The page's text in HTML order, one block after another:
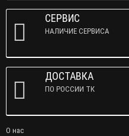
СЕРВИС
НАЛИЧИЕ СЕРВИСА
ДОСТАВКА
ПО РОССИИ ТК
О нас